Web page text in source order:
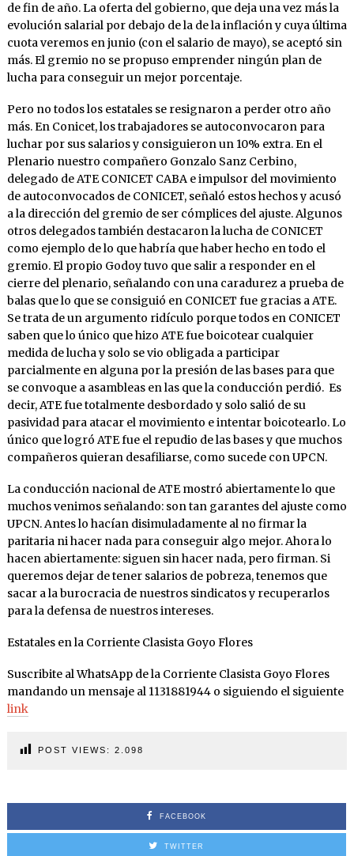
de fin de año. La oferta del gobierno, que deja una vez más la
evolución salarial por debajo de la de la inflación y cuya última
cuota veremos en junio (con el salario de mayo), se aceptó sin
más. El gremio no se propuso emprender ningún plan de
lucha para conseguir un mejor porcentaje.
Pero no todos los estatales se resignaron a perder otro año
más. En Conicet, los trabajadores se autoconvocaron para
luchar por sus salarios y consiguieron un 10% extra. En el
Plenario nuestro compañero Gonzalo Sanz Cerbino,
delegado de ATE CONICET CABA e impulsor del movimiento
de autoconvocados de CONICET, señaló estos hechos y acusó
a la dirección del gremio de ser cómplices del ajuste. Algunos
otros delegados también destacaron la lucha de CONICET
como ejemplo de lo que habría que haber hecho en todo el
gremio. El propio Godoy tuvo que salir a responder en el
cierre del plenario, señalando con una caradurez a prueba de
balas que lo que se consiguió en CONICET fue gracias a ATE.
Se trata de un argumento ridículo porque todos en CONICET
saben que lo único que hizo ATE fue boicotear cualquier
medida de lucha y solo se vio obligada a participar
parcialmente en alguna por la presión de las bases para que
se convoque a asambleas en las que la conducción perdió. Es
decir, ATE fue totalmente desbordado y solo salió de su
pasividad para atacar el movimiento e intentar boicotearlo. Lo
único que logró ATE fue el repudio de las bases y que muchos
compañeros quieran desafiliarse, como sucede con UPCN.
La conducción nacional de ATE mostró abiertamente lo que
muchos venimos señalando: son tan garantes del ajuste como
UPCN. Antes lo hacían disimuladamente al no firmar la
paritaria ni hacer nada para conseguir algo mejor. Ahora lo
hacen abiertamente: siguen sin hacer nada, pero firman. Si
queremos dejar de tener salarios de pobreza, tenemos que
sacar a la burocracia de nuestros sindicatos y recuperarlos
para la defensa de nuestros intereses.
Estatales en la Corriente Clasista Goyo Flores
Suscribite al WhatsApp de la Corriente Clasista Goyo Flores
mandando un mensaje al 1131881944 o siguiendo el siguiente
link
POST VIEWS: 2.098
FACEBOOK
TWITTER